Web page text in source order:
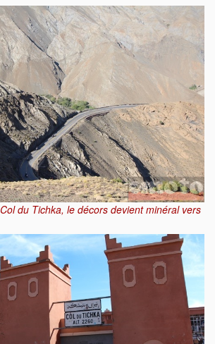
du Tichka, le décors devient minéral vers